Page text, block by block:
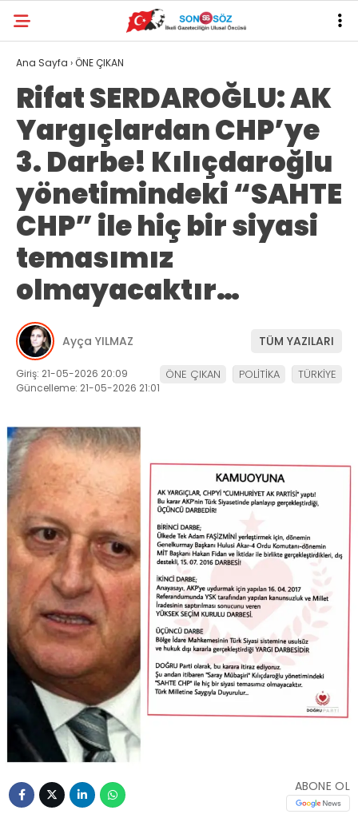
Ana Sayfa ›ÖNE ÇIKAN
Rifat SERDAROĞLU: AK
Yargıçlardan CHP’ye
3. Darbe! Kılıçdaroğlu
yönetimindeki “SAHTE
CHP” ile hiç bir siyasi
temasımız
olmayacaktır…
Ayça YILMAZ TÜM YAZILARI
Giriş: 21-05-2026 20:09
Güncelleme: 21-05-2026 21:01
ÖNE ÇIKAN POLİTİKA TÜRKİYE
ABONE OL